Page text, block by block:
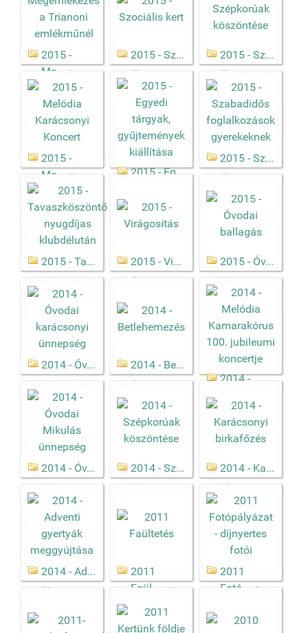
2015 -
Me...
(6)
2015 - Sz...
(20)
2015 - Sz...
(22)
2015 -
Me...
(20) 2015 - Eg...
2015 - Sz...
(62)
2015 - Ta...
(11)
2015 - Vi...
(7)
2015 - Óv...
(12)
2014 - Óv...
(6)
2014 - Be...
(8)
2014 -
2014 - Óv...
(11)
2014 - Sz...
(11)
2014 - Ka...
(13)
2014 - Ad...
(22)
2011
Faül...
(18)
2011
Fotó...
(5)